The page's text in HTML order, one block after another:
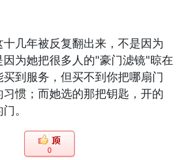
几年被反复翻出来，不是因为
为她把很多人的"豪门滤镜"晾在
到服务，但买不到你把哪扇门
惯；而她选的那把钥匙，开的
。
0